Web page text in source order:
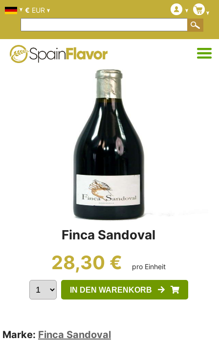
Finca Sandoval
28,30 € pro Einheit
IN DEN WARENKORB
Marke: Finca Sandoval
€ EUR